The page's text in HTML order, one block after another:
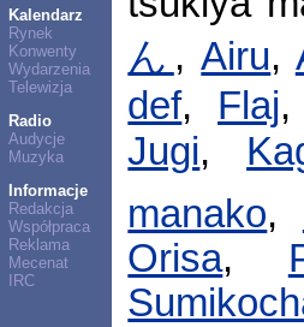
Kalendarz
Rynek
Konwenty
Wydarzenia
Telewizja
Radio
Audycje
Muzyka
Informacje
Redakcja
Współpraca
Reklama
Mecenat
IRC
ん ,Airu,
def, Flaj,
Jugi,
manako,
Orisa,